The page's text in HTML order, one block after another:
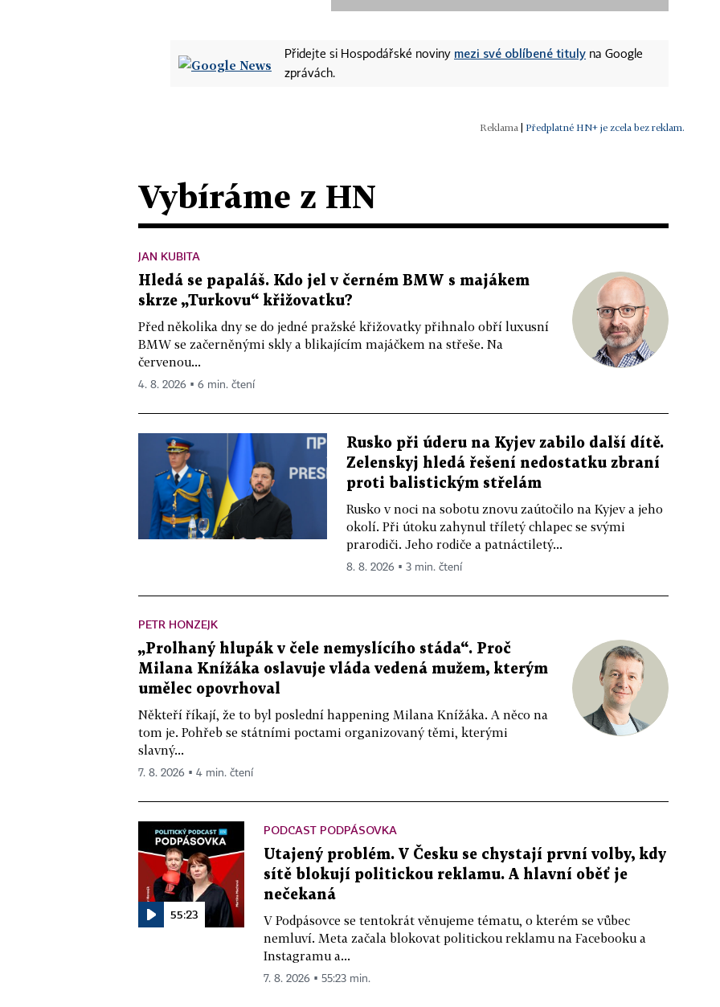
Přidejte si Hospodářské noviny mezi své oblíbené tituly na Google
zprávách.
| Předplatné HN+ je zcela bez reklam.
Vybíráme z HN
JAN KUBITA
Hledá se papaláš. Kdo jel v černém BMW s majákem
skrze „Turkovu“ křižovatku?
Před několika dny se do jedné pražské křižovatky přihnalo obří luxusní
BMW se začerněnými skly a blikajícím majáčkem na střeše. Na
červenou...
4. 8. 2026 ▪ 6 min. čtení
Rusko při úderu na Kyjev zabilo další dítě.
Zelenskyj hledá řešení nedostatku zbraní
proti balistickým střelám
Rusko v noci na sobotu znovu zaútočilo na Kyjev a jeho
okolí. Při útoku zahynul tříletý chlapec se svými
prarodiči. Jeho rodiče a patnáctiletý...
8. 8. 2026 ▪ 3 min. čtení
PETR HONZEJK
„Prolhaný hlupák v čele nemyslícího stáda“. Proč
Milana Knížáka oslavuje vláda vedená mužem, kterým
umělec opovrhoval
Někteří říkají, že to byl poslední happening Milana Knížáka. A něco na
tom je. Pohřeb se státními poctami organizovaný těmi, kterými
slavný...
7. 8. 2026 ▪ 4 min. čtení
55:23
PODCAST PODPÁSOVKA
Utajený problém. V Česku se chystají první volby, kdy
sítě blokují politickou reklamu. A hlavní oběť je
nečekaná
V Podpásovce se tentokrát věnujeme tématu, o kterém se vůbec
nemluví. Meta začala blokovat politickou reklamu na Facebooku a
Instagramu a...
7. 8. 2026 ▪ 55:23 min.